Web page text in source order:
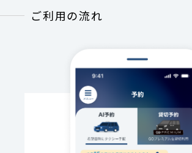
ご利用の流れ